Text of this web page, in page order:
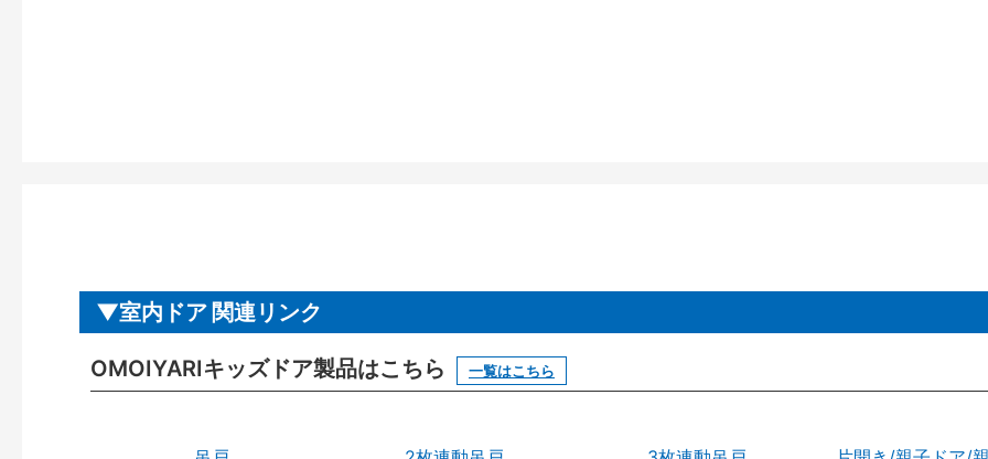
室内ドア 関連リンク
OMOIYARIキッズドア製品はこちら 一覧はこちら